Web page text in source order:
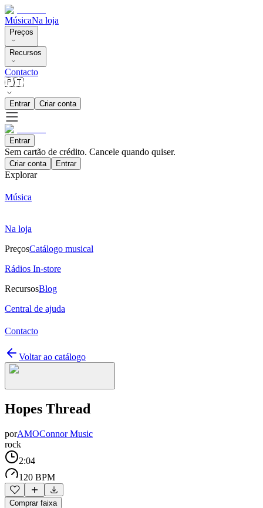
MúsicaNa loja
Preços
Recursos
Contacto
🇵🇹
Entrar Criar conta
Entrar
Sem cartão de crédito. Cancele quando quiser.
Criar conta Entrar
Explorar
Música
Na loja
PreçosCatálogo musical
Rádios In-store
RecursosBlog
Central de ajuda
Contacto
Voltar ao catálogo
Hopes Thread
porAMOConnor Music
rock
2:04
120 BPM
Comprar faixa